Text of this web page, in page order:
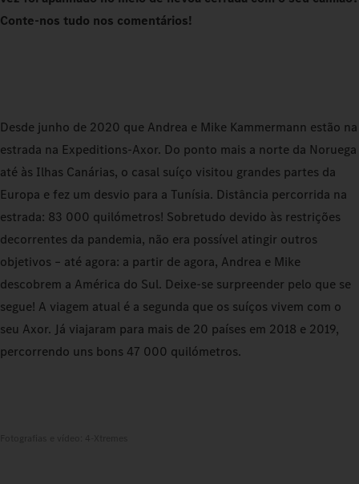
Conte-nos tudo nos comentários!
Desde junho de 2020 que Andrea e Mike Kammermann estão na
estrada na Expeditions‑Axor. Do ponto mais a norte da Noruega
até às Ilhas Canárias, o casal suíço visitou grandes partes da
Europa e fez um desvio para a Tunísia. Distância percorrida na
estrada: 83 000 quilómetros! Sobretudo devido às restrições
decorrentes da pandemia, não era possível atingir outros
objetivos – até agora: a partir de agora, Andrea e Mike
descobrem a América do Sul. Deixe-se surpreender pelo que se
segue! A viagem atual é a segunda que os suíços vivem com o
seu Axor. Já viajaram para mais de 20 países em 2018 e 2019,
percorrendo uns bons 47 000 quilómetros.